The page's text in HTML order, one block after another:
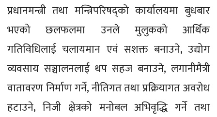
प्रधानमन्त्री तथा मन्त्रिपरिषद्को कार्यालयमा बुधबार
भएको छलफलमा उनले मुलुकको आर्थिक
गतिविधिलाई चलायमान एवं सशक्त बनाउने, उद्योग
व्यवसाय सञ्चालनलाई थप सहज बनाउने, लगानीमैत्री
वातावरण निर्माण गर्ने, नीतिगत तथा प्रक्रियागत अवरोध
हटाउने, निजी क्षेत्रको मनोबल अभिवृद्धि गर्ने तथा